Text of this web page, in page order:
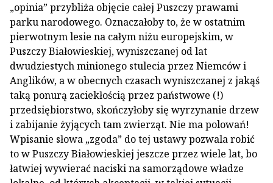
„opinia” przybliża objęcie całej Puszczy prawami
parku narodowego. Oznaczałoby to, że w ostatnim
pierwotnym lesie na całym niżu europejskim, w
Puszczy Białowieskiej, wyniszczanej od lat
dwudziestych minionego stulecia przez Niemców i
Anglików, a w obecnych czasach wyniszczanej z jakąś
taką ponurą zaciekłością przez państwowe (!)
przedsiębiorstwo, skończyłoby się wyrzynanie drzew
i zabijanie żyjących tam zwierząt. Nie ma polowań!
Wpisanie słowa „zgoda” do tej ustawy pozwala robić
to w Puszczy Białowieskiej jeszcze przez wiele lat, bo
łatwiej wywierać naciski na samorządowe władze